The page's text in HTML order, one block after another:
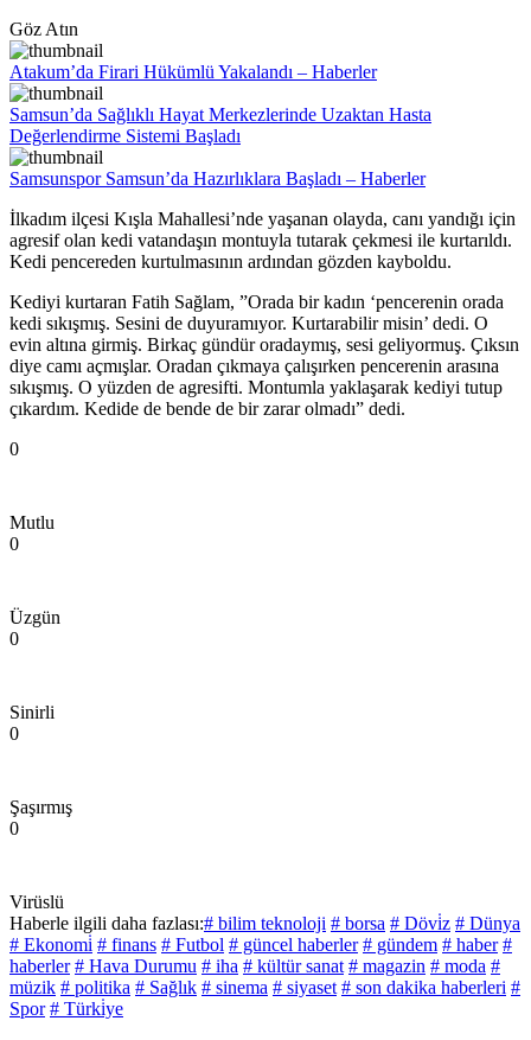
Göz Atın
Atakum’da Firari Hükümlü Yakalandı – Haberler
Samsun’da Sağlıklı Hayat Merkezlerinde Uzaktan Hasta
Değerlendirme Sistemi Başladı
Samsunspor Samsun’da Hazırlıklara Başladı – Haberler
İlkadım ilçesi Kışla Mahallesi’nde yaşanan olayda, canı yandığı için
agresif olan kedi vatandaşın montuyla tutarak çekmesi ile kurtarıldı.
Kedi pencereden kurtulmasının ardından gözden kayboldu.
Kediyi kurtaran Fatih Sağlam, ”Orada bir kadın ‘pencerenin orada
kedi sıkışmış. Sesini de duyuramıyor. Kurtarabilir misin’ dedi. O
evin altına girmiş. Birkaç gündür oradaymış, sesi geliyormuş. Çıksın
diye camı açmışlar. Oradan çıkmaya çalışırken pencerenin arasına
sıkışmış. O yüzden de agresifti. Montumla yaklaşarak kediyi tutup
çıkardım. Kedide de bende de bir zarar olmadı” dedi.
0
Mutlu
0
Üzgün
0
Sinirli
0
Şaşırmış
0
Virüslü
Haberle ilgili daha fazlası:# bilim teknoloji # borsa # Dövi̇z # Dünya
# Ekonomi̇ # finans # Futbol # güncel haberler # gündem # haber #
haberler # Hava Durumu # iha # kültür sanat # magazin # moda #
müzik # politika # Sağlık # sinema # siyaset # son dakika haberleri #
Spor # Türki̇ye